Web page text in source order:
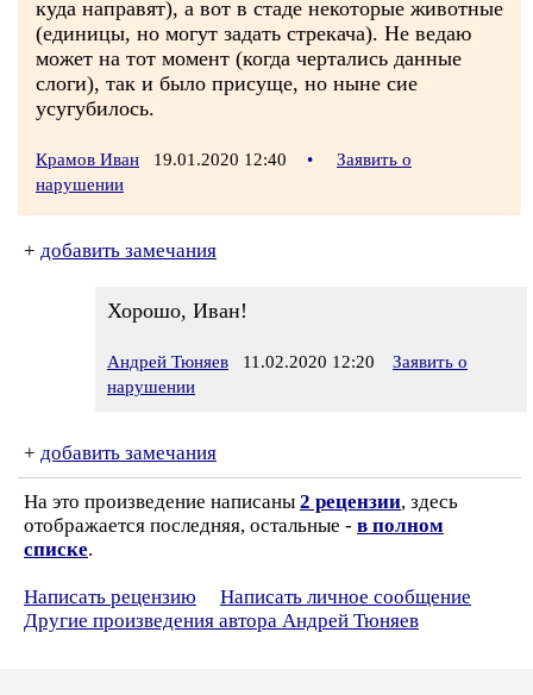
куда направят), а вот в стаде некоторые животные
(единицы, но могут задать стрекача). Не ведаю
может на тот момент (когда чертались данные
слоги), так и было присуще, но ныне сие
усугубилось.
Крамов Иван 19.01.2020 12:40 •
Заявить о
нарушении
+ добавить замечания
Хорошо, Иван!
Андрей Тюняев 11.02.2020 12:20
Заявить о
нарушении
+ добавить замечания
На это произведение написаны 2 рецензии, здесь
отображается последняя, остальные - в полном
списке.
Написать рецензию
Написать личное сообщение
Другие произведения автора Андрей Тюняев